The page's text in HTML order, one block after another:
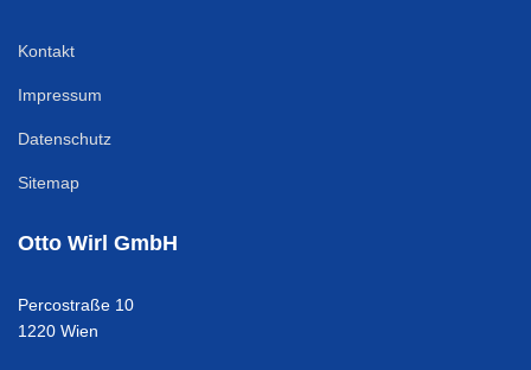
Kontakt
Impressum
Datenschutz
Sitemap
Otto Wirl GmbH
Percostraße 10
1220 Wien